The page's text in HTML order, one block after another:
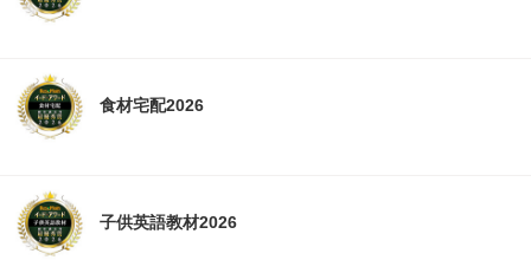
食材宅配2026
子供英語教材2026